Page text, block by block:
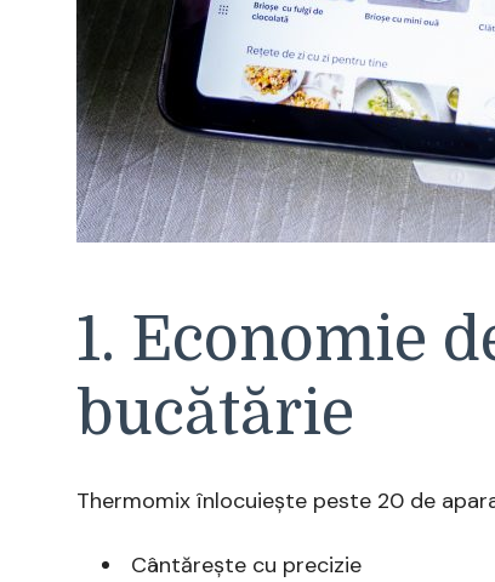
1. Economie
bucătărie
Thermomix înlocuiește peste 20 de
Cântărește cu precizie